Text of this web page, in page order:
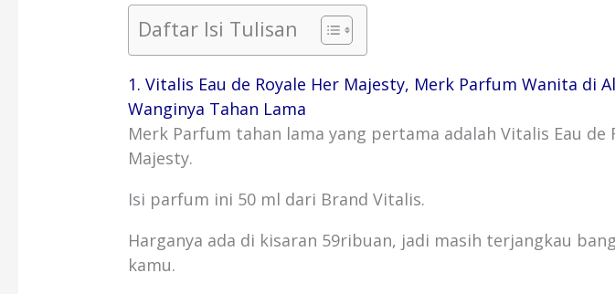
Daftar Isi Tulisan
1. Vitalis Eau de Royale Her Majesty, Merk Parfum Wanita di
Wanginya Tahan Lama
Merk Parfum tahan lama yang pertama adalah Vitalis Eau de
Majesty.
Isi parfum ini 50 ml dari Brand Vitalis.
Harganya ada di kisaran 59ribuan, jadi masih terjangkau
kamu.